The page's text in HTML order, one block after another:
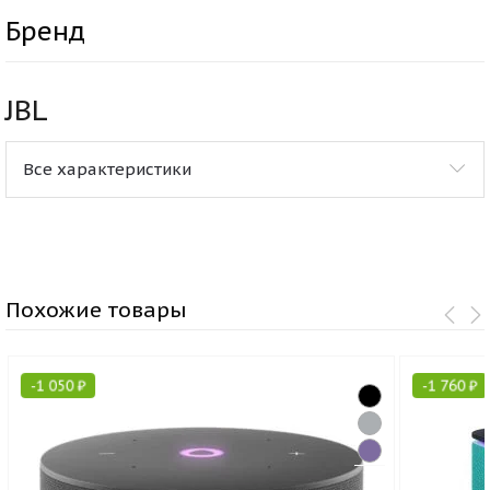
Бренд
JBL
Все характеристики
Похожие товары
-1 050₽ -1 760₽